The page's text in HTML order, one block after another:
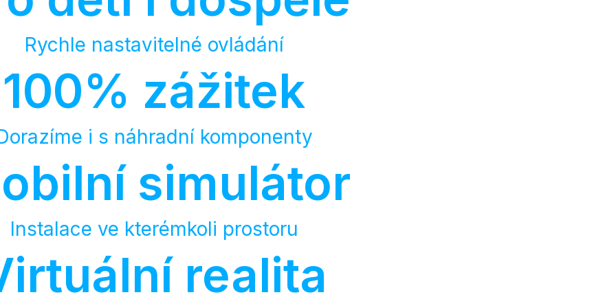
Rychle nastavitelné ovládání
100% zážitek
i s náhradní komponenty
simulátor
Instalace ve kterémkoli prostoru
realita